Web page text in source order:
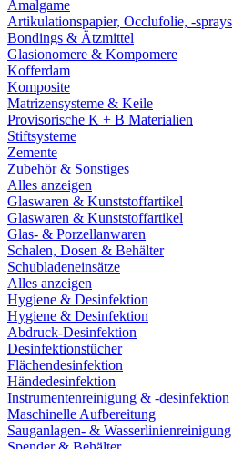
Amalgame
Artikulationspapier, Occlufolie, -sprays
Bondings & Ätzmittel
Glasionomere & Kompomere
Kofferdam
Komposite
Matrizensysteme & Keile
Provisorische K + B Materialien
Stiftsysteme
Zemente
Zubehör & Sonstiges
Alles anzeigen
Glaswaren & Kunststoffartikel
Glaswaren & Kunststoffartikel
Glas- & Porzellanwaren
Schalen, Dosen & Behälter
Schubladeneinsätze
Alles anzeigen
Hygiene & Desinfektion
Hygiene & Desinfektion
Abdruck-Desinfektion
Desinfektionstücher
Flächendesinfektion
Händedesinfektion
Instrumentenreinigung & -desinfektion
Maschinelle Aufbereitung
Sauganlagen- & Wasserlinienreinigung